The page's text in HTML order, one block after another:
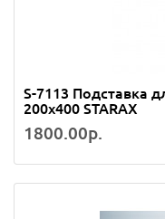
S-7113 Подставка
200х400 STARAX
1800.00р.